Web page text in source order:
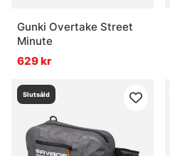
Gunki Overtake Street
Minute
629 kr
Slutsåld